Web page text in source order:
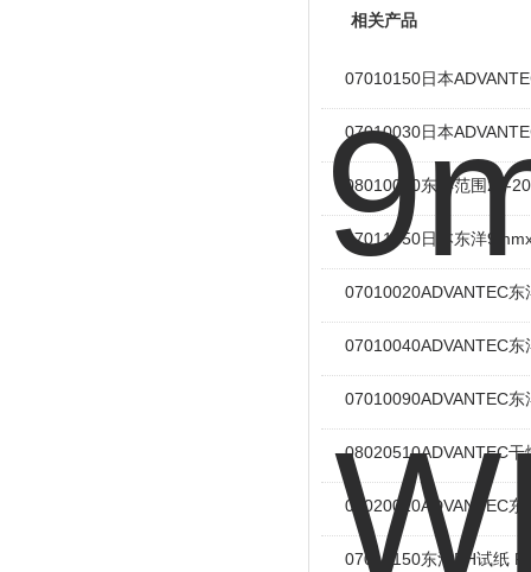
相关产品
07010150日本
07010030日本
08010020东洋范围25-
07011050日本东洋
07010020ADVANTEC
07010040ADVANTEC
07010090ADVANTEC
08020510ADVANTEC
08020010ADVANTEC
07010150东洋PH试纸